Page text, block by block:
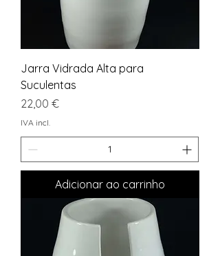
Jarra Vidrada Alta para
Suculentas
Preço
22,00 €
IVA incl.
Adicionar ao carrinho